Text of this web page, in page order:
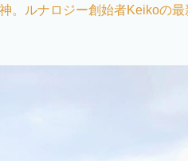
。ルナロジー創始者Keikoの